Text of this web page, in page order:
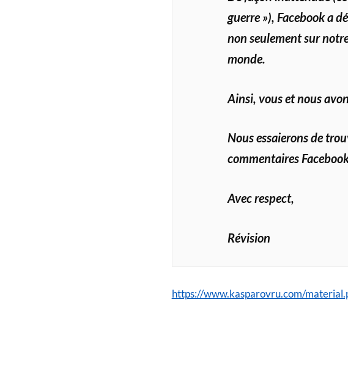
guerre »), Facebook a
non seulement sur
monde.
Ainsi, vous et nous
Nous essaierons de
commentaires
Avec respect,
Révision
https://www.kasparovru.com/